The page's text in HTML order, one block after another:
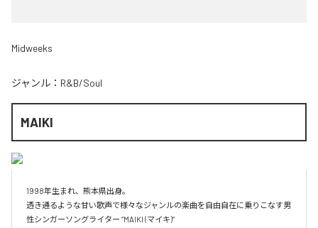
Midweeks
ジャンル： R&B/Soul
MAIKI
1998年生まれ、熊本県出身。
透き通るような甘い歌声で様々なジャンルの楽曲を自由自在に乗りこなす男
性シンガーソングライター ”MAIKI (マイキ)”